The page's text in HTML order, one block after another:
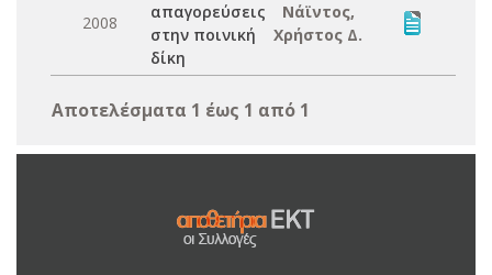
2008
απαγορεύσεις
στην ποινική
δίκη
Νάϊντος,
Χρήστος Δ.
Αποτελέσματα 1 έως 1 από 1